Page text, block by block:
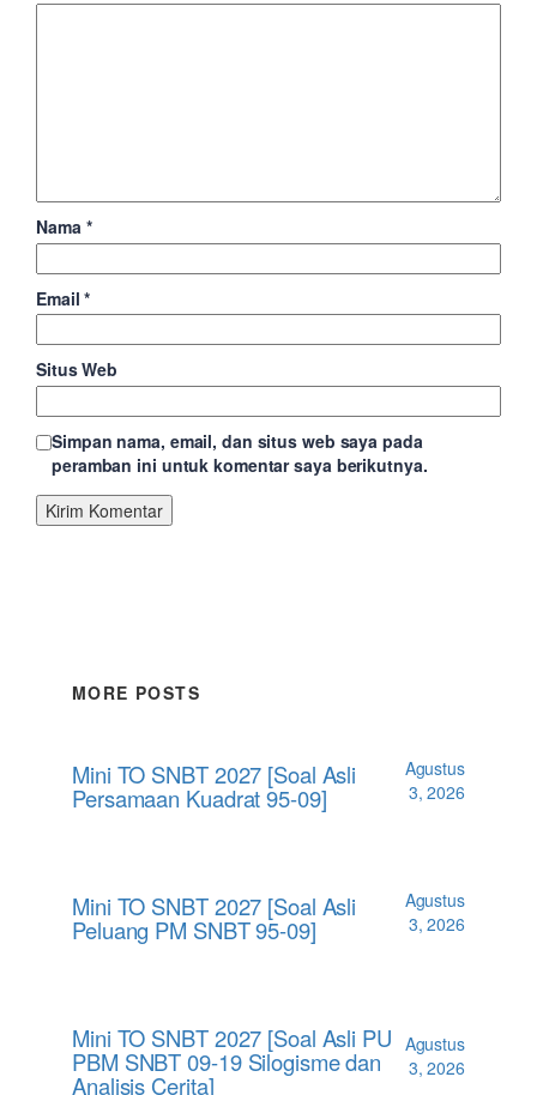
Nama *
Email*
Situs Web
Simpan nama, email, dan situs web saya pada
peramban ini untuk komentar saya berikutnya.
MORE POSTS
Mini TO SNBT 2027 [Soal Asli
Persamaan Kuadrat 95-09]
Agustus
3, 2026
Mini TO SNBT 2027 [Soal Asli
Peluang PM SNBT 95-09]
Agustus
3, 2026
Mini TO SNBT 2027 [Soal Asli PU
PBM SNBT 09-19 Silogisme dan
Analisis Cerita]
Agustus
3, 2026